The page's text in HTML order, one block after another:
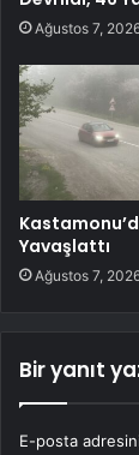
Ağustos 7,
Yavaşlattı
Ağustos 7,
Bir yanıt
E-posta